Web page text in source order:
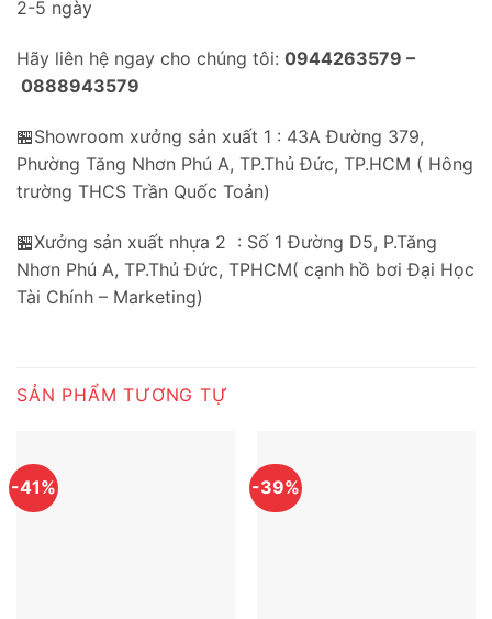
2-5 ngày
Hãy liên hệ ngay cho chúng tôi: 0944263579 –
0888943579
🏪Showroom xưởng sản xuất 1 : 43A Đường 379,
Phường Tăng Nhơn Phú A, TP.Thủ Đức, TP.HCM ( Hông
trường THCS Trần Quốc Toản)
🏪Xưởng sản xuất nhựa 2 : Số 1 Đường D5, P.Tăng
Nhơn Phú A, TP.Thủ Đức, TPHCM( cạnh hồ bơi Đại Học
Tài Chính – Marketing)
SẢN PHẨM TƯƠNG TỰ
-41% -39%